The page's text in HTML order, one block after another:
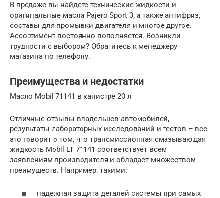
В продаже вы найдете технические жидкости и
оригинальные масла Pajero Sport 3, а также антифриз,
составы для промывки двигателя и многое другое.
Ассортимент постоянно пополняется. Возникли
трудности с выбором? Обратитесь к менеджеру
магазина по телефону.
Преимущества и недостатки
Масло Mobil 71141 в канистре 20 л
Отличные отзывы владельцев автомобилей,
результаты лабораторных исследований и тестов – все
это говорит о том, что трансмиссионная смазывающая
жидкость Mobil LT 71141 соответствует всем
заявлениям производителя и обладает множеством
преимуществ. Например, такими:
надежная защита деталей системы при самых